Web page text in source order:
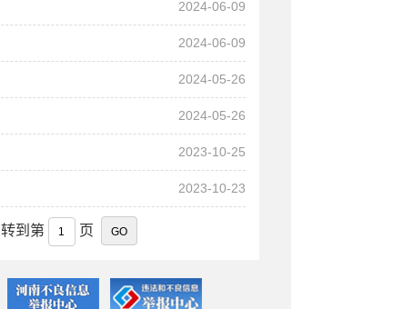
2024-06-09
2024-06-09
2024-05-26
2024-05-26
2023-10-25
2023-10-23
转到第 页